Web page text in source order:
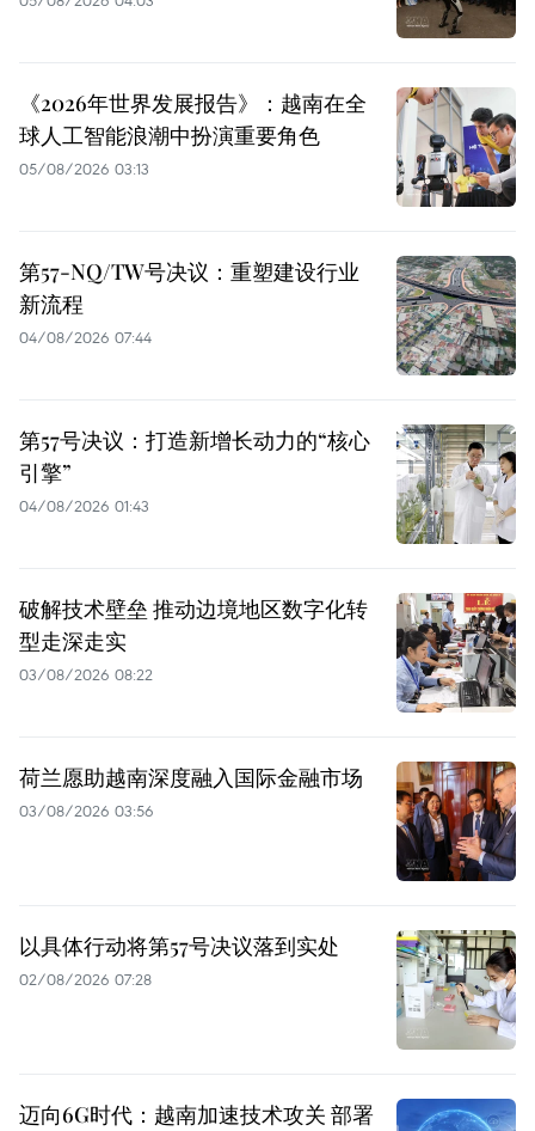
《2026年世界发展报告》：越南在全
球人工智能浪潮中扮演重要角色
05/08/2026 03:13
第57-NQ/TW号决议：重塑建设行业
新流程
04/08/2026 07:44
第57号决议：打造新增长动力的“核心
引擎”
04/08/2026 01:43
破解技术壁垒 推动边境地区数字化转
型走深走实
03/08/2026 08:22
荷兰愿助越南深度融入国际金融市场
03/08/2026 03:56
以具体行动将第57号决议落到实处
02/08/2026 07:28
迈向6G时代：越南加速技术攻关 部署